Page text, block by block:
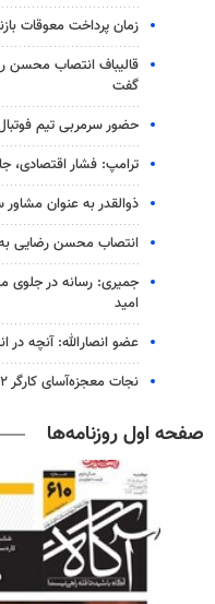
زمان پرداخت معوقات
قالیباف انتصاب محسن
گفت
حضور سرمربی تیم
ترامپ: فشار اقتصادی،
ذوالقدر به عنوان
انتصاب محسن رضایی به
جمیری: رسانه‌ در جلوی
امید
عضو انصارالله: آنچه در
نجات معجزه‌آسای کارگر ۲۲ ساله از عمق ۱۵ متری چاه در تهران
صفحه اول روزنامه‌ها